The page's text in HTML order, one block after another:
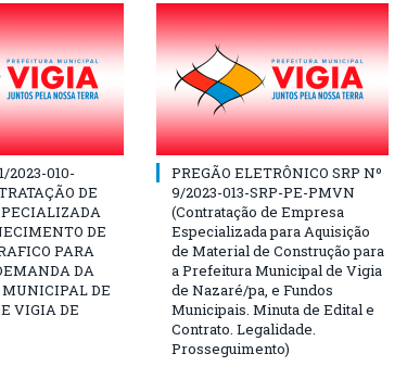
2023-010-
DE
DE
PARA
DA
DE
VIGIA DE
PREGÃO ELETRÔNICO SRP Nº
9/2023-013-SRP-PE-PMVN
(Contratação de Empresa
Especializada para Aquisição
de Material de Construção para
a Prefeitura Municipal de Vigia
de Nazaré/pa, e Fundos
Municipais. Minuta de Edital e
Contrato. Legalidade.
Prosseguimento)